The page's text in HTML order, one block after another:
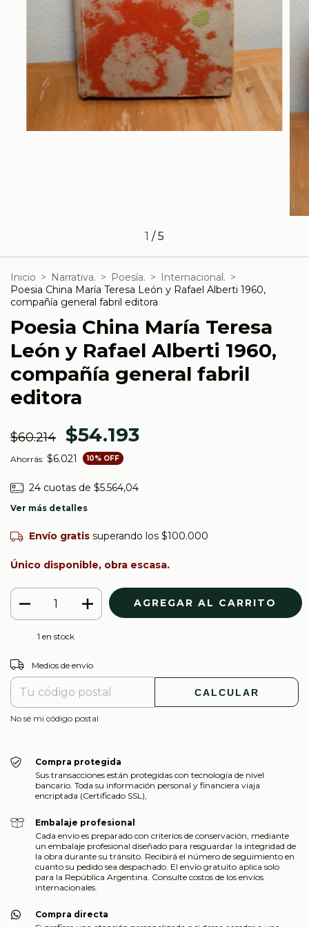
1 /5
Inicio > Narrativa. > Poesía. > Internacional. >
Poesia China María Teresa León y Rafael Alberti 1960,
compañía general fabril editora
Poesia China María Teresa
León y Rafael Alberti 1960,
compañía general fabril
editora
$60.214 $54.193
Ahorrás: $6.021 10% OFF
24 cuotas de $5.564,04
Ver más detalles
Envío gratis superando los $100.000
Único disponible, obra escasa.
1 en stock
Entregas para el CP:
Medios de envío
CALCULAR
No sé mi código postal
Compra protegida
Sus transacciones están protegidas con tecnología de nivel
bancario. Toda su información personal y financiera viaja
encriptada (Certificado SSL),
Embalaje profesional
Cada envío es preparado con criterios de conservación, mediante
un embalaje profesional diseñado para resguardar la integridad de
la obra durante su tránsito. Recibirá el número de seguimiento en
cuanto su pedido sea despachado. El envío gratuito aplica solo
para la República Argentina. Consulte costos de los envíos
internacionales.
Compra directa